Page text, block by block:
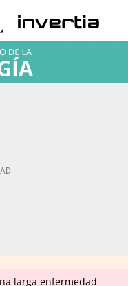
larga enfermedad